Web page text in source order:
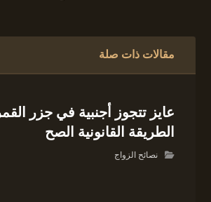
مقالات ذات صلة
عايز تتجوز أجنبية في جزر
الطريقة القانونية الصح
نصائح الزواج